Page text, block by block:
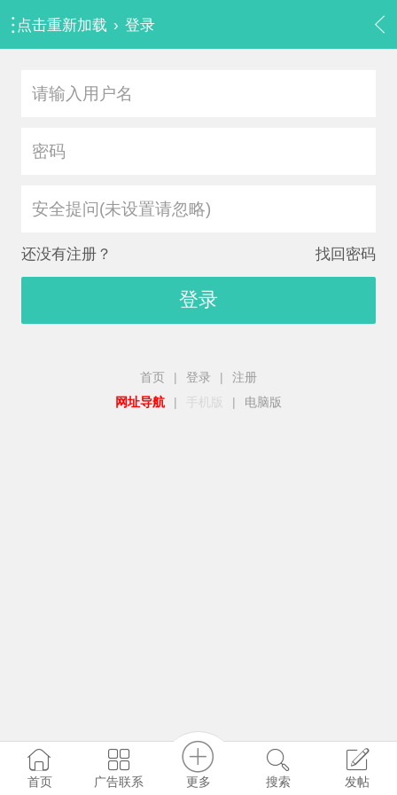
点击重新加载 › 登录
安全提问(未设置请忽略)
还没有注册？ 找回密码
登录
首页 | 登录 |
注册
网址导航
| 手机版 | 电脑版
首页 广告联系 更多 搜索 发帖